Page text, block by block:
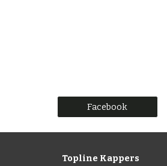
Facebook
Topline Kappers